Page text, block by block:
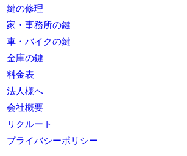
鍵の修理
家・事務所の鍵
車・バイクの鍵
金庫の鍵
料金表
法人様へ
会社概要
リクルート
プライバシーポリシー